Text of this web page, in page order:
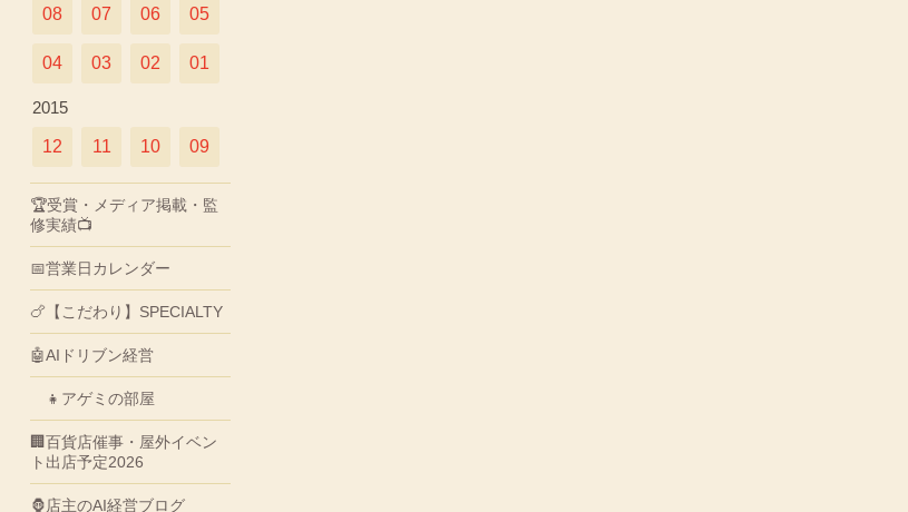
08 07 06 05
04 03 02 01
2015
12 11 10 09
🏆受賞・メディア掲載・監
修実績📺
📅営業日カレンダー
🍗【こだわり】SPECIALTY
🤖AIドリブン経営
👧アゲミの部屋
🏢百貨店催事・屋外イベン
ト出店予定2026
🦍店主のAI経営ブログ